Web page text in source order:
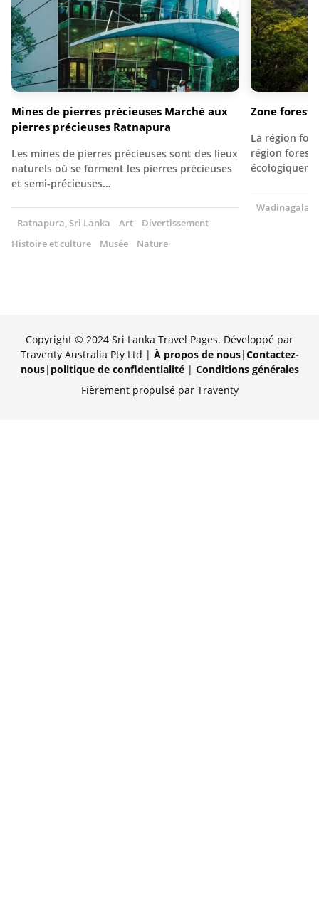
Mines de pierres précieuses Marché aux
pierres précieuses Ratnapura
Les mines de pierres précieuses sont des lieux
naturels où se forment les pierres précieuses
et semi-précieuses…
Ratnapura, Sri Lanka Art
Divertissement
Histoire et culture
Musée Nature
Zone
La région
région
Wadinagala,
Copyright © 2024 Sri Lanka Travel Pages. Développé par
Traventy Australia Pty Ltd | À propos de nous|Contactez-
nous| politique de confidentialité| Conditions générales
Fièrement propulsé par Traventy